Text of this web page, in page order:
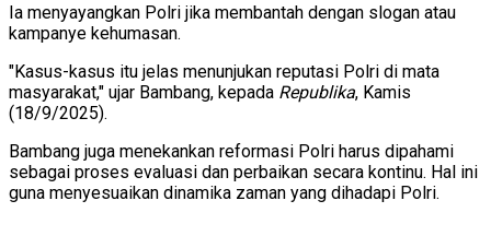
Ia menyayangkan Polri jika membantah dengan slogan atau
kampanye kehumasan.
"Kasus-kasus itu jelas menunjukan reputasi Polri di mata
masyarakat," ujar Bambang, kepada Republika, Kamis
(18/9/2025).
Bambang juga menekankan reformasi Polri harus dipahami
sebagai proses evaluasi dan perbaikan secara kontinu. Hal ini
guna menyesuaikan dinamika zaman yang dihadapi Polri.